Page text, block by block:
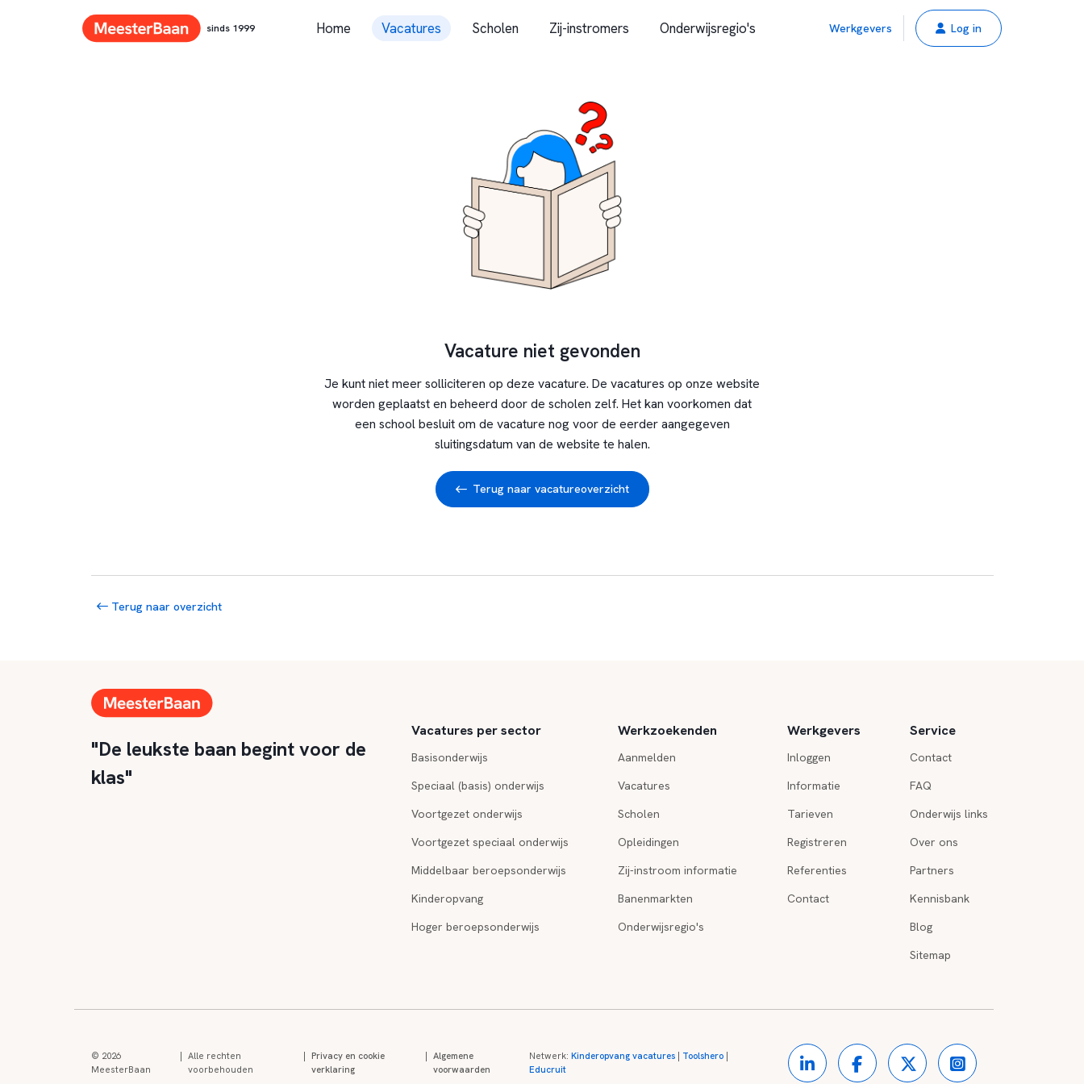
sinds 1999 Home Vacatures Scholen Zij-instromers Onderwijsregio's Werkgevers Log in
Vacature niet gevonden
Je kunt niet meer solliciteren op deze vacature. De vacatures op onze website
worden geplaatst en beheerd door de scholen zelf. Het kan voorkomen dat
een school besluit om de vacature nog voor de eerder aangegeven
sluitingsdatum van de website te halen.
Terug naar vacatureoverzicht
Terug naar overzicht
"De leukste baan begint voor de
klas"
Vacatures per sector
Basisonderwijs
Speciaal (basis) onderwijs
Voortgezet onderwijs
Voortgezet speciaal onderwijs
Middelbaar beroepsonderwijs
Kinderopvang
Hoger beroepsonderwijs
Werkzoekenden
Aanmelden
Vacatures
Scholen
Opleidingen
Zij-instroom informatie
Banenmarkten
Onderwijsregio's
Werkgevers
Inloggen
Informatie
Tarieven
Registreren
Referenties
Contact
Service
Contact
FAQ
Onderwijs links
Over ons
Partners
Kennisbank
Blog
Sitemap
© 2026
MeesterBaan
Alle rechten
voorbehouden
Privacy en cookie
verklaring
Algemene
voorwaarden
Netwerk: Kinderopvang vacatures| Toolshero|
Educruit